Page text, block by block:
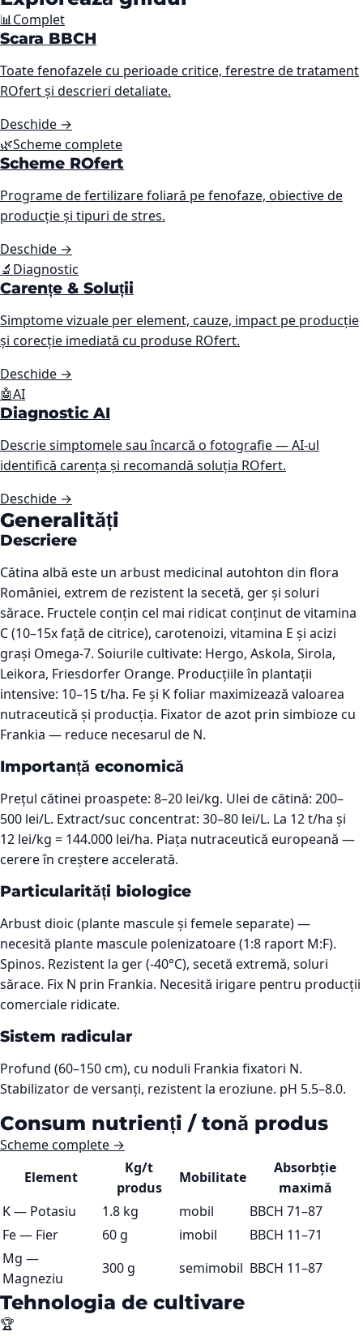
📊Complet
Scara BBCH
Toate fenofazele cu perioade critice, ferestre de tratament
ROfert și descrieri detaliate.
Deschide →
🌿Scheme complete
Scheme ROfert
Programe de fertilizare foliară pe fenofaze, obiective de
producție și tipuri de stres.
Deschide →
🔬 Diagnostic
Carențe & Soluții
Simptome vizuale per element, cauze, impact pe producție
și corecție imediată cu produse ROfert.
Deschide →
🤖AI
Diagnostic AI
Descrie simptomele sau încarcă o fotografie — AI-ul
identifică carența și recomandă soluția ROfert.
Deschide →
Generalități
Descriere
Cătina albă este un arbust medicinal autohton din flora
României, extrem de rezistent la secetă, ger și soluri
sărace. Fructele conțin cel mai ridicat conținut de vitamina
C (10–15x față de citrice), carotenoizi, vitamina E și acizi
grași Omega-7. Soiurile cultivate: Hergo, Askola, Sirola,
Leikora, Friesdorfer Orange. Producțiile în plantații
intensive: 10–15 t/ha. Fe și K foliar maximizează valoarea
nutraceutică și producția. Fixator de azot prin simbioze cu
Frankia — reduce necesarul de N.
Importanță economică
Prețul cătinei proaspete: 8–20 lei/kg. Ulei de cătină: 200–
500 lei/L. Extract/suc concentrat: 30–80 lei/L. La 12 t/ha și
12 lei/kg = 144.000 lei/ha. Piața nutraceutică europeană —
cerere în creștere accelerată.
Particularități biologice
Arbust dioic (plante mascule și femele separate) —
necesită plante mascule polenizatoare (1:8 raport M:F).
Spinos. Rezistent la ger (-40°C), secetă extremă, soluri
sărace. Fix N prin Frankia. Necesită irigare pentru producții
comerciale ridicate.
Sistem radicular
Profund (60–150 cm), cu noduli Frankia fixatori N.
Stabilizator de versanți, rezistent la eroziune. pH 5.5–8.0.
Consum nutrienți / tonă produs
Scheme complete →
Element
Kg/t
produs
Mobilitate
Absorbție
maximă
K— Potasiu 1.8 kg mobil
BBCH 71–87
Fe— Fier 60 g imobil
BBCH 11–71
Mg —
Magneziu
300 g semimobil BBCH 11–87
Tehnologia de cultivare
🏆